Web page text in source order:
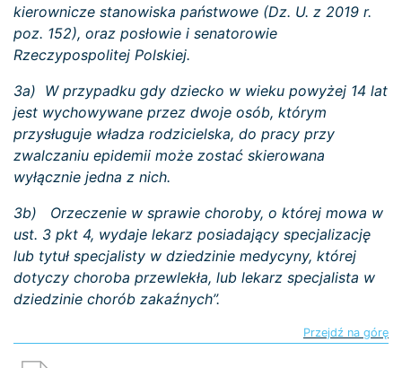
kierownicze stanowiska państwowe (Dz. U. z 2019 r.
poz. 152), oraz posłowie i senatorowie
Rzeczypospolitej Polskiej.
3a) W przypadku gdy dziecko w wieku powyżej 14 lat
jest wychowywane przez dwoje osób, którym
przysługuje władza rodzicielska, do pracy przy
zwalczaniu epidemii może zostać skierowana
wyłącznie jedna z nich.
3b) Orzeczenie w sprawie choroby, o której mowa w
ust. 3 pkt 4, wydaje lekarz posiadający specjalizację
lub tytuł specjalisty w dziedzinie medycyny, której
dotyczy choroba przewlekła, lub lekarz specjalista w
dziedzinie chorób zakaźnych”.
Przejdź na górę